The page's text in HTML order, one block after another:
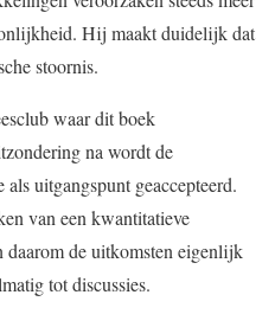
Hij maakt duidelijk dat
stoornis.
waar dit boek
na wordt de
uitgangspunt geaccepteerd.
van een kwantitatieve
de uitkomsten eigenlijk
tot discussies.